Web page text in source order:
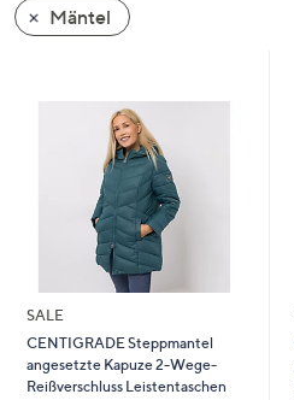
auf
anzuzeigen.
Mäntel
SALE
CENTIGRADE Steppmantel
angesetzte Kapuze 2-Wege-
Reißverschluss Leistentaschen